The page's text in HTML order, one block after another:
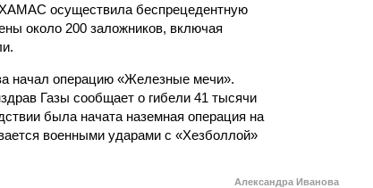
ХАМАС осуществила беспрецедентную
около 200 заложников, включая
начал операцию «Железные мечи».
Газы сообщает о гибели 41 тысячи
была начата наземная операция на
военными ударами с «Хезболлой»
Александра Иванова